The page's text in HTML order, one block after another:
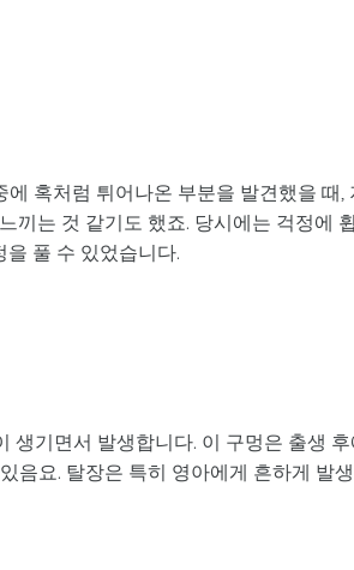
혹처럼 튀어나온 부분을 발견했을 때,
끼는 것 같기도 했죠. 당시에는 걱정에
풀 수 있었습니다.
생기면서 발생합니다. 이 구멍은 출생
음요. 탈장은 특히 영아에게 흔하게 발